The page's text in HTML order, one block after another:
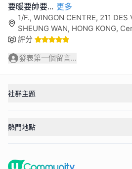
要暖要帥要... 更多
1/F., WINGON CENTRE, 211 DES
SHEUNG WAN, HONG KONG,
評分
發表第一個留言...
社群主題
熱門地點